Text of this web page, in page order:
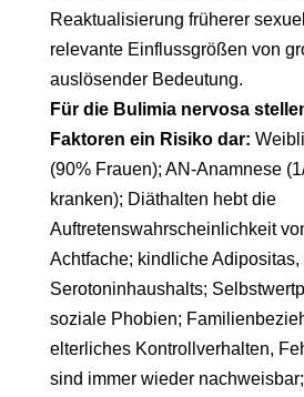
Reaktualisierung früherer
relevante Einflussgrößen von
auslösender Bedeutung.
Für die Bulimia nervosa
Faktoren ein Risiko dar:
(90% Frauen); AN-Anamnese
kranken); Diäthalten hebt die
Auftretenswahrscheinlichkeit
Achtfache; kindliche
Serotoninhaushalts;
soziale Phobien;
elterliches Kontrollverhalten,
sind immer wieder